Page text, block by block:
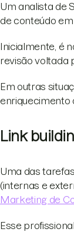
Um analista de
de conteúdo
Inicialmente, é
revisão voltada
Em outras
enriquecimento
Link
Uma das
(internas e
Marketing de
Esse